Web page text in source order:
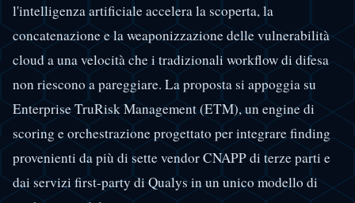
l'intelligenza artificiale accelera la scoperta, la
concatenazione e la weaponizzazione delle vulnerabilità
cloud a una velocità che i tradizionali workflow di difesa
non riescono a pareggiare. La proposta si appoggia su
Enterprise TruRisk Management (ETM), un engine di
scoring e orchestrazione progettato per integrare finding
provenienti da più di sette vendor CNAPP di terze parti e
dai servizi first-party di Qualys in un unico modello di